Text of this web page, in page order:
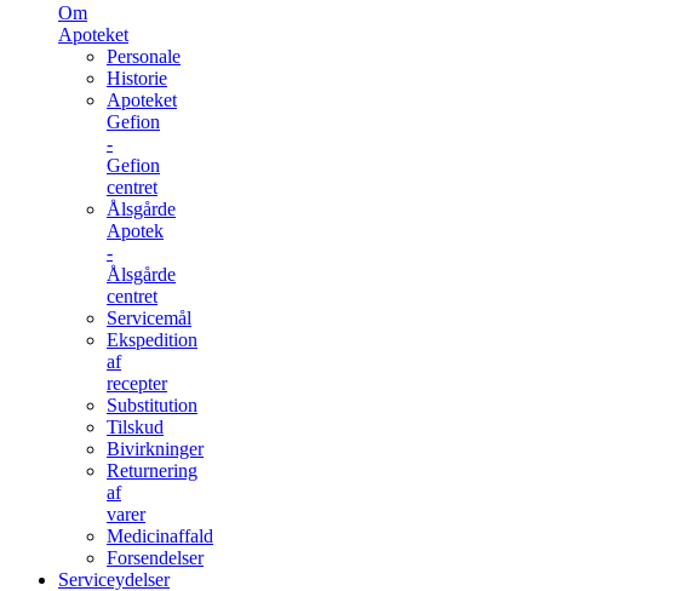
Om
Apoteket
Personale
Historie
Apoteket
Gefion
-
Gefion
centret
Ålsgårde
Apotek
-
Ålsgårde
centret
Servicemål
Ekspedition
af
recepter
Substitution
Tilskud
Bivirkninger
Returnering
af
varer
Medicinaffald
Forsendelser
Serviceydelser